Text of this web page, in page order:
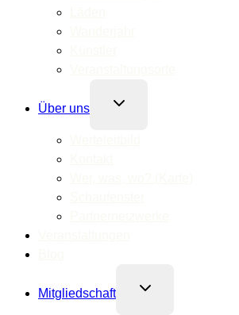
Über uns
Untermenü
Mitgliedschaft
Untermenü